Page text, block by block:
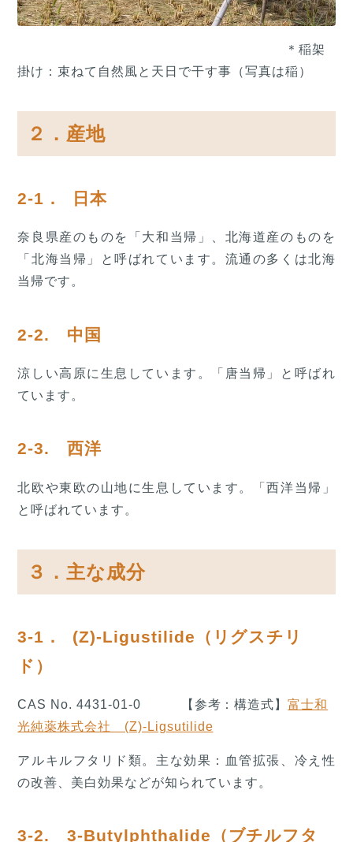
＊稲架
掛け：束ねて自然風と天日で干す事（写真は稲）
２．産地
2-1． 日本
奈良県産のものを「大和当帰」、北海道産のものを
「北海当帰」と呼ばれています。流通の多くは北海
当帰です。
2-2. 中国
涼しい高原に生息しています。「唐当帰」と呼ばれ
ています。
2-3. 西洋
北欧や東欧の山地に生息しています。「西洋当帰」
と呼ばれています。
３．主な成分
3-1． (Z)-Ligustilide（リグスチリ
ド）
CAS No. 4431-01-0 【参考：構造式】富士和
光純薬株式会社 (Z)-Ligsutilide
アルキルフタリド類。主な効果：血管拡張、冷え性
の改善、美白効果などが知られています。
3-2. 3-Butylphthalide（ブチルフタ